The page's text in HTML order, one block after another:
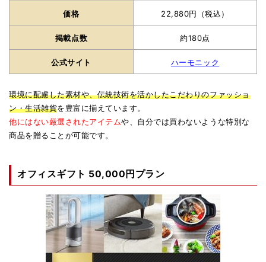
価格 22,880円（税込）
掲載点数 約180点
公式サイト ハーモニック
環境に配慮した素材や、伝統技術を活かしたこだわりのファッショ
ン・生活雑貨を豊富に揃えています。
他にはない厳選されたアイテムや、自分では買わないような特別な
商品を贈ることが可能です。
オフィスギフト 50,000円プラン